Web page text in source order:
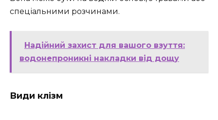
спеціальними розчинами.
Надійний захист для вашого взуття:
водонепроникні накладки від дощу
Види клізм